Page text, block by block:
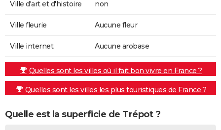
Ville d'art et d'histoire non
Ville fleurie Aucune fleur
Ville internet Aucune arobase
Quelles sont les villes où il fait bon vivre en France ?
Quelles sont les villes les plus touristiques de France ?
Quelle est la superficie de Trépot ?